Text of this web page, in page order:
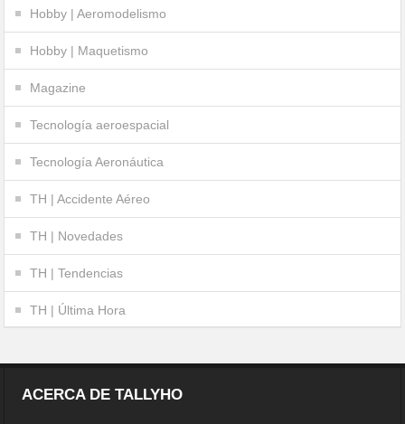
Hobby | Aeromodelismo
Hobby | Maquetismo
Magazine
Tecnología aeroespacial
Tecnología Aeronáutica
TH | Accidente Aéreo
TH | Novedades
TH | Tendencias
TH | Última Hora
ACERCA DE TALLYHO